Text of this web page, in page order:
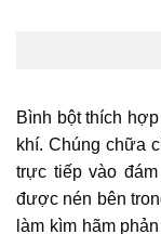
Bình bột thích
khí. Chúng chữa
trực tiếp vào
được nén bên
làm kìm hãm